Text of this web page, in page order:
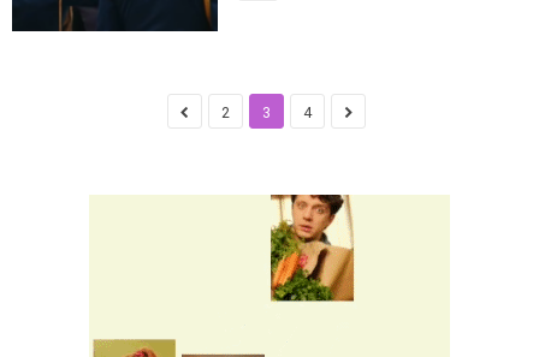
2 3 4